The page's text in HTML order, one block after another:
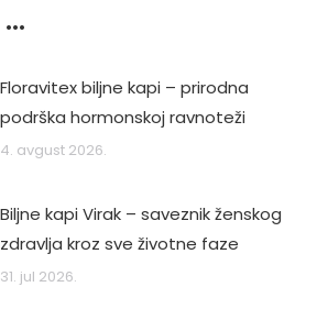
Floravitex biljne kapi – prirodna
podrška hormonskoj ravnoteži
4. avgust 2026.
Biljne kapi Virak – saveznik ženskog
zdravlja kroz sve životne faze
31. jul 2026.